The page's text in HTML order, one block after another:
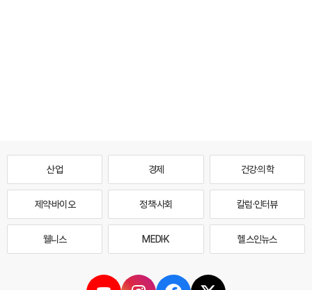
산업 경제 건강·의학
제약·바이오 정책·사회 칼럼·인터뷰
웰니스 MEDI·K 헬스인뉴스